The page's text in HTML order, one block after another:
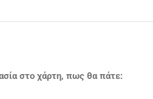
στο χάρτη, πως θα πάτε: